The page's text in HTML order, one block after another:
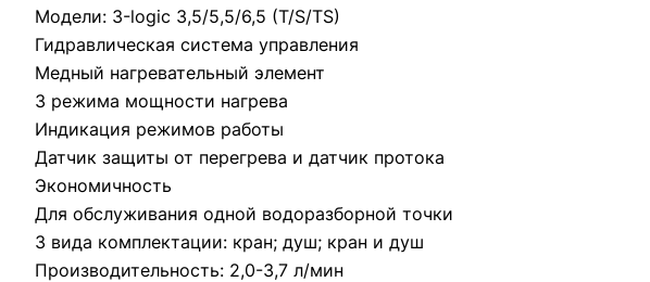
Модели: 3-logic 3,5/5,5/6,5 (T/S/TS)
Гидравлическая система управления
Медный нагревательный элемент
3 режима мощности нагрева
Индикация режимов работы
Датчик защиты от перегрева и датчик протока
Экономичность
Для обслуживания одной водоразборной точки
3 вида комплектации: кран; душ; кран и душ
Производительность: 2,0-3,7 л/мин